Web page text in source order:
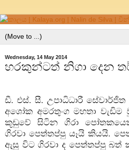
Wednesday, 14 May 2014
හරකුන්ටත් නිගා දෙන
ඩී. එස්‌. සී. උපාධිධාරී
අශෝක අමරතුංග මහතා වැඩිම
කූඩුවේ සිටින ගිරා
ගිරවා පෙත්තප්පු යෑයි කියයි.
ඇසු විට ගිරවා ද පෙත්තප්පු බත්